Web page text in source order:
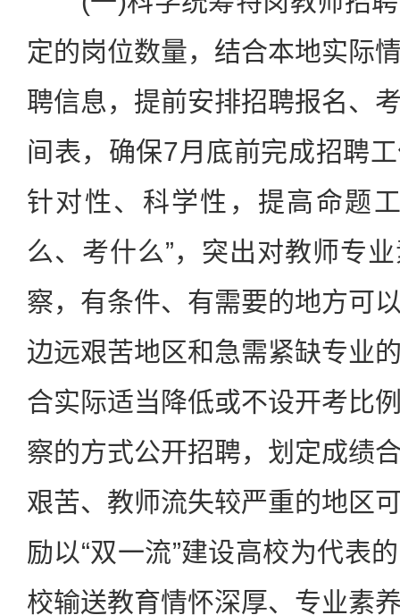
定的岗位数量，结合本地实际
聘信息，提前安排招聘报名、
间表，确保7月底前完成招聘
针对性、科学性，提高命题
么、考什么”，突出对教师专
察，有条件、有需要的地方可
边远艰苦地区和急需紧缺专业
合实际适当降低或不设开考比
察的方式公开招聘，划定成绩
艰苦、教师流失较严重的地区
励以“双一流”建设高校为代表
校输送教育情怀深厚、专业素